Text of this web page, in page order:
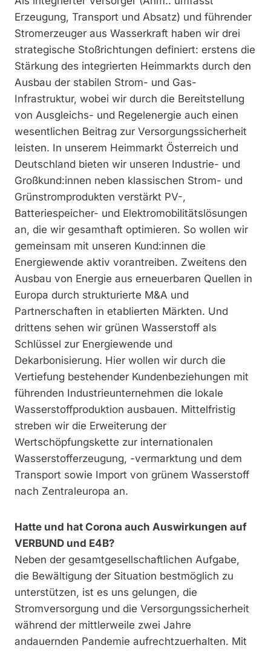
Erzeugung, Transport und Absatz) und führender
Stromerzeuger aus Wasserkraft haben wir drei
strategische Stoßrichtungen definiert: erstens die
Stärkung des integrierten Heimmarkts durch den
Ausbau der stabilen Strom- und Gas-
Infrastruktur, wobei wir durch die Bereitstellung
von Ausgleichs- und Regelenergie auch einen
wesentlichen Beitrag zur Versorgungssicherheit
leisten. In unserem Heimmarkt Österreich und
Deutschland bieten wir unseren Industrie- und
Großkund:innen neben klassischen Strom- und
Grünstromprodukten verstärkt PV-,
Batteriespeicher- und Elektromobilitätslösungen
an, die wir gesamthaft optimieren. So wollen wir
gemeinsam mit unseren Kund:innen die
Energiewende aktiv vorantreiben. Zweitens den
Ausbau von Energie aus erneuerbaren Quellen in
Europa durch strukturierte M&A und
Partnerschaften in etablierten Märkten. Und
drittens sehen wir grünen Wasserstoff als
Schlüssel zur Energiewende und
Dekarbonisierung. Hier wollen wir durch die
Vertiefung bestehender Kundenbeziehungen mit
führenden Industrieunternehmen die lokale
Wasserstoffproduktion ausbauen. Mittelfristig
streben wir die Erweiterung der
Wertschöpfungskette zur internationalen
Wasserstofferzeugung, -vermarktung und dem
Transport sowie Import von grünem Wasserstoff
nach Zentraleuropa an.
Hatte und hat Corona auch Auswirkungen auf
VERBUND und E4B?
Neben der gesamtgesellschaftlichen Aufgabe,
die Bewältigung der Situation bestmöglich zu
unterstützen, ist es uns gelungen, die
Stromversorgung und die Versorgungssicherheit
während der mittlerweile zwei Jahre
andauernden Pandemie aufrechtzuerhalten. Mit